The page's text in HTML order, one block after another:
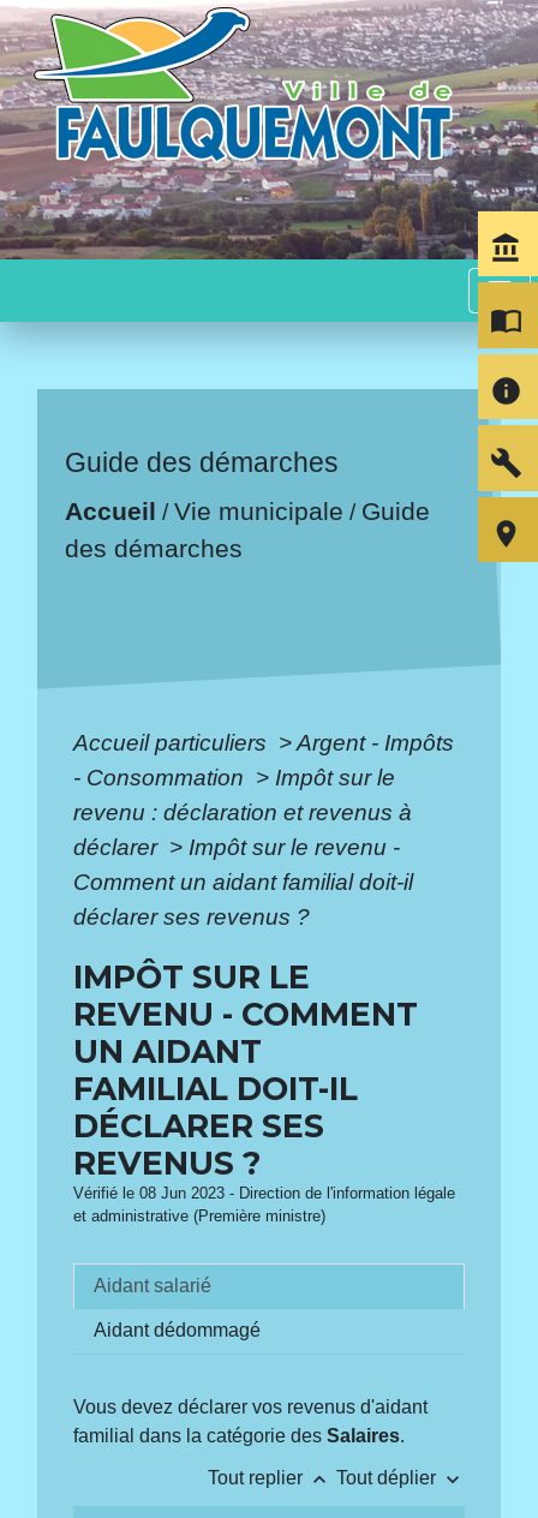
menu
Guide des démarches
Accueil /Vie municipale / Guide
des démarches
Accueil particuliers >Argent - Impôts
- Consommation > Impôt sur le
revenu : déclaration et revenus à
déclarer > Impôt sur le revenu -
Comment un aidant familial doit-il
déclarer ses revenus ?
IMPÔT SUR LE
REVENU - COMMENT
UN AIDANT
FAMILIAL DOIT-IL
DÉCLARER SES
REVENUS ?
Vérifié le 08 Jun 2023 - Direction de l'information légale
et administrative (Première ministre)
Aidant salarié
Aidant dédommagé
Vous devez déclarer vos revenus d'aidant
familial dans la catégorie desSalaires.
Tout replier keyboard_arrow_up Tout déplier keyboard_arrow_down
account_balance
import_contacts
info
build
room